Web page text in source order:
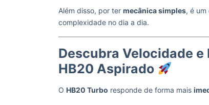
Além disso, por ter mecânica simples, é
complexidade no dia a dia.
Descubra Velocidade e
HB20 Aspirado
O HB20 Turbo responde de forma mais